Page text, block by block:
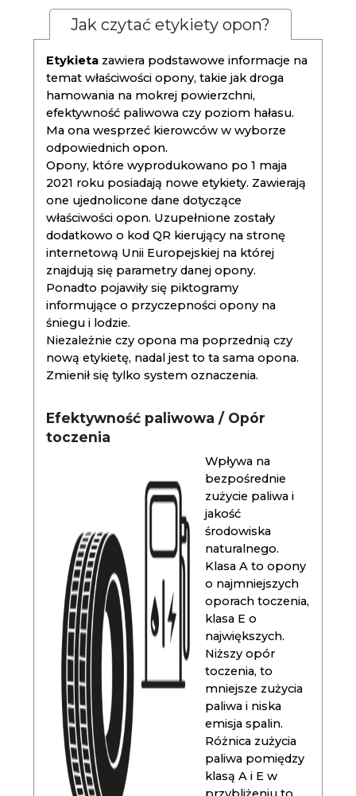
Jak czytać etykiety opon?
Etykieta zawiera podstawowe informacje na
temat właściwości opony, takie jak droga
hamowania na mokrej powierzchni,
efektywność paliwowa czy poziom hałasu.
Ma ona wesprzeć kierowców w wyborze
odpowiednich opon.
Opony, które wyprodukowano po 1 maja
2021 roku posiadają nowe etykiety. Zawierają
one ujednolicone dane dotyczące
właściwości opon. Uzupełnione zostały
dodatkowo o kod QR kierujący na stronę
internetową Unii Europejskiej na której
znajdują się parametry danej opony.
Ponadto pojawiły się piktogramy
informujące o przyczepności opony na
śniegu i lodzie.
Niezależnie czy opona ma poprzednią czy
nową etykietę, nadal jest to ta sama opona.
Zmienił się tylko system oznaczenia.
Efektywność paliwowa / Opór
toczenia
Wpływa na
bezpośrednie
zużycie paliwa i
jakość
środowiska
naturalnego.
Klasa A to opony
o najmniejszych
oporach toczenia,
klasa E o
największych.
Niższy opór
toczenia, to
mniejsze zużycia
paliwa i niska
emisja spalin.
Różnica zużycia
paliwa pomiędzy
klasą A i E w